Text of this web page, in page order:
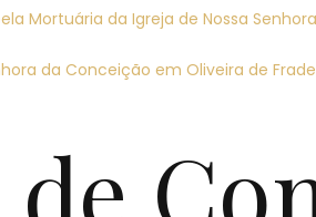
Mortuária da Igreja de Nossa
da Conceição em Oliveira de
de